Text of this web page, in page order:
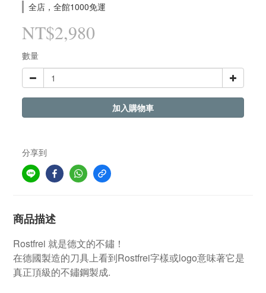
全店，全館1000免運
NT$2,980
數量
加入購物車
分享到
商品描述
Rostfrei 就是德文的不鏽！
在德國製造的刀具上看到Rostfrei字樣或logo意味著它是
真正頂級的不鏽鋼製成.